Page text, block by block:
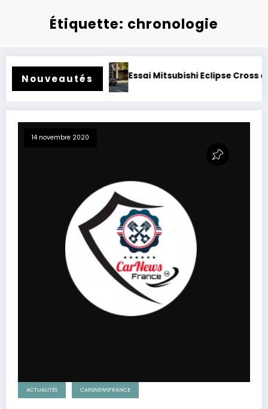
Étiquette: chronologie
Nouveautés
rétrofité. Essai Mitsubishi Eclipse Cross électrique
14 novembre 2020
ACTUALITÉS CARSNEWSFRANCE